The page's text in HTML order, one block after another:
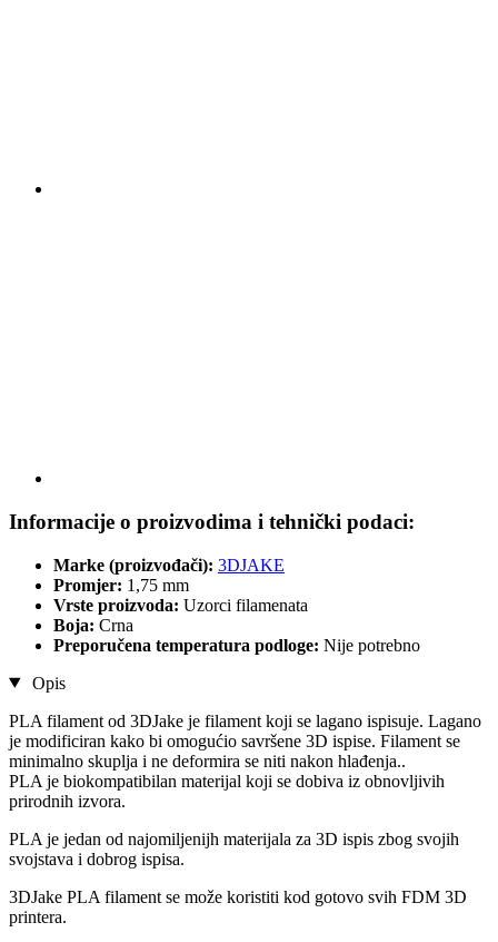
Informacije o proizvodima i tehnički podaci:
Marke (proizvođači): 3DJAKE
Promjer: 1,75 mm
Vrste proizvoda: Uzorci filamenata
Boja: Crna
Preporučena temperatura podloge: Nije potrebno
Opis
PLA filament od 3DJake je filament koji se lagano ispisuje. Lagano
je modificiran kako bi omogućio savršene 3D ispise. Filament se
minimalno skuplja i ne deformira se niti nakon hlađenja..
PLA je biokompatibilan materijal koji se dobiva iz obnovljivih
prirodnih izvora.
PLA je jedan od najomiljenijh materijala za 3D ispis zbog svojih
svojstava i dobrog ispisa.
3DJake PLA filament se može koristiti kod gotovo svih FDM 3D
printera.